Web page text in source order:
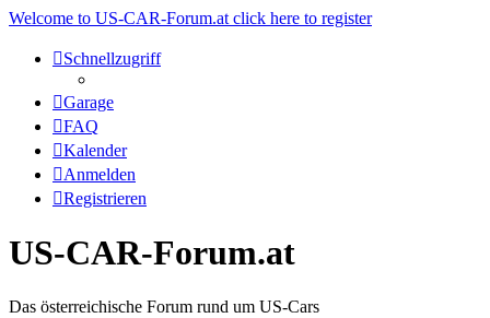
Welcome to US-CAR-Forum.at click here to register
Schnellzugriff
Garage
FAQ
Kalender
Anmelden
Registrieren
US-CAR-Forum.at
Das österreichische Forum rund um US-Cars